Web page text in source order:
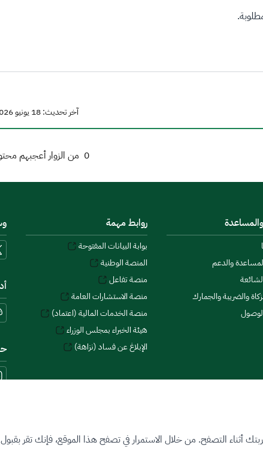
آخر تحديث: 18 يونيو 2026 01:16 م المملكة العربية السعودية
0 من الزوار أعجبهم
والدعم
والضريبة والجمارك
روابط مهمة
بوابة البيانات المفتوحة
المنصة الوطنية
منصة تفاعل
منصة الاستشارات العامة
منصة الخدمات المالية (اعتماد)
هيئة الخبراء بمجلس الوزراء
الإبلاغ عن فساد (نزاهة)
التصفح. من خلال الاستمرار في تصفح هذا الموقع، فإنك تقر